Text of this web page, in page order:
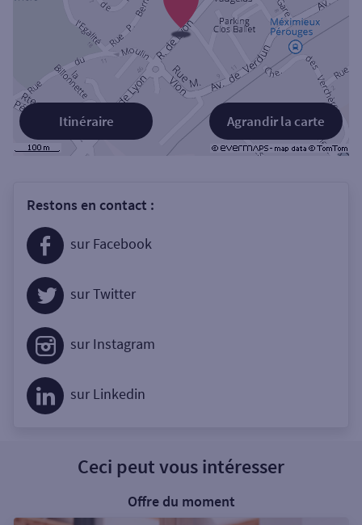
Agrandir la carte
Itinéraire
Restons en contact :
sur Facebook
sur Twitter
sur Instagram
sur Linkedin
Ceci peut vous intéresser
Offre du moment